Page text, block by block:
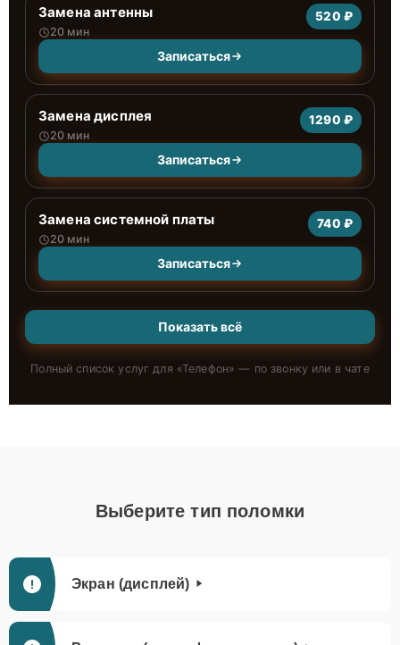
Замена антенны
20 мин
520 ₽
Записаться
Замена дисплея
20 мин
1290 ₽
Записаться
Замена системной платы
20 мин
740 ₽
Записаться
Показать всё
Полный список услуг для «Телефон» — по звонку или в чате
Выберите тип поломки
Экран (дисплей)